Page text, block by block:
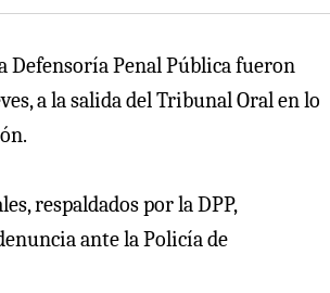
Defensoría Penal Pública fueron
a la salida del Tribunal Oral en lo
respaldados por la DPP,
ante la Policía de